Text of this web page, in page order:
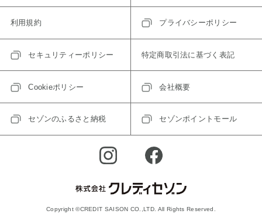
利用規約 プライバシーポリシー
セキュリティーポリシー 特定商取引法に基づく表記
Cookieポリシー 会社概要
セゾンのふるさと納税 セゾンポイントモール
Copyright ©CREDIT SAISON CO.,LTD. All Rights Reserved.